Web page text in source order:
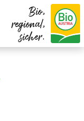
Bio,
regional,
sicher.